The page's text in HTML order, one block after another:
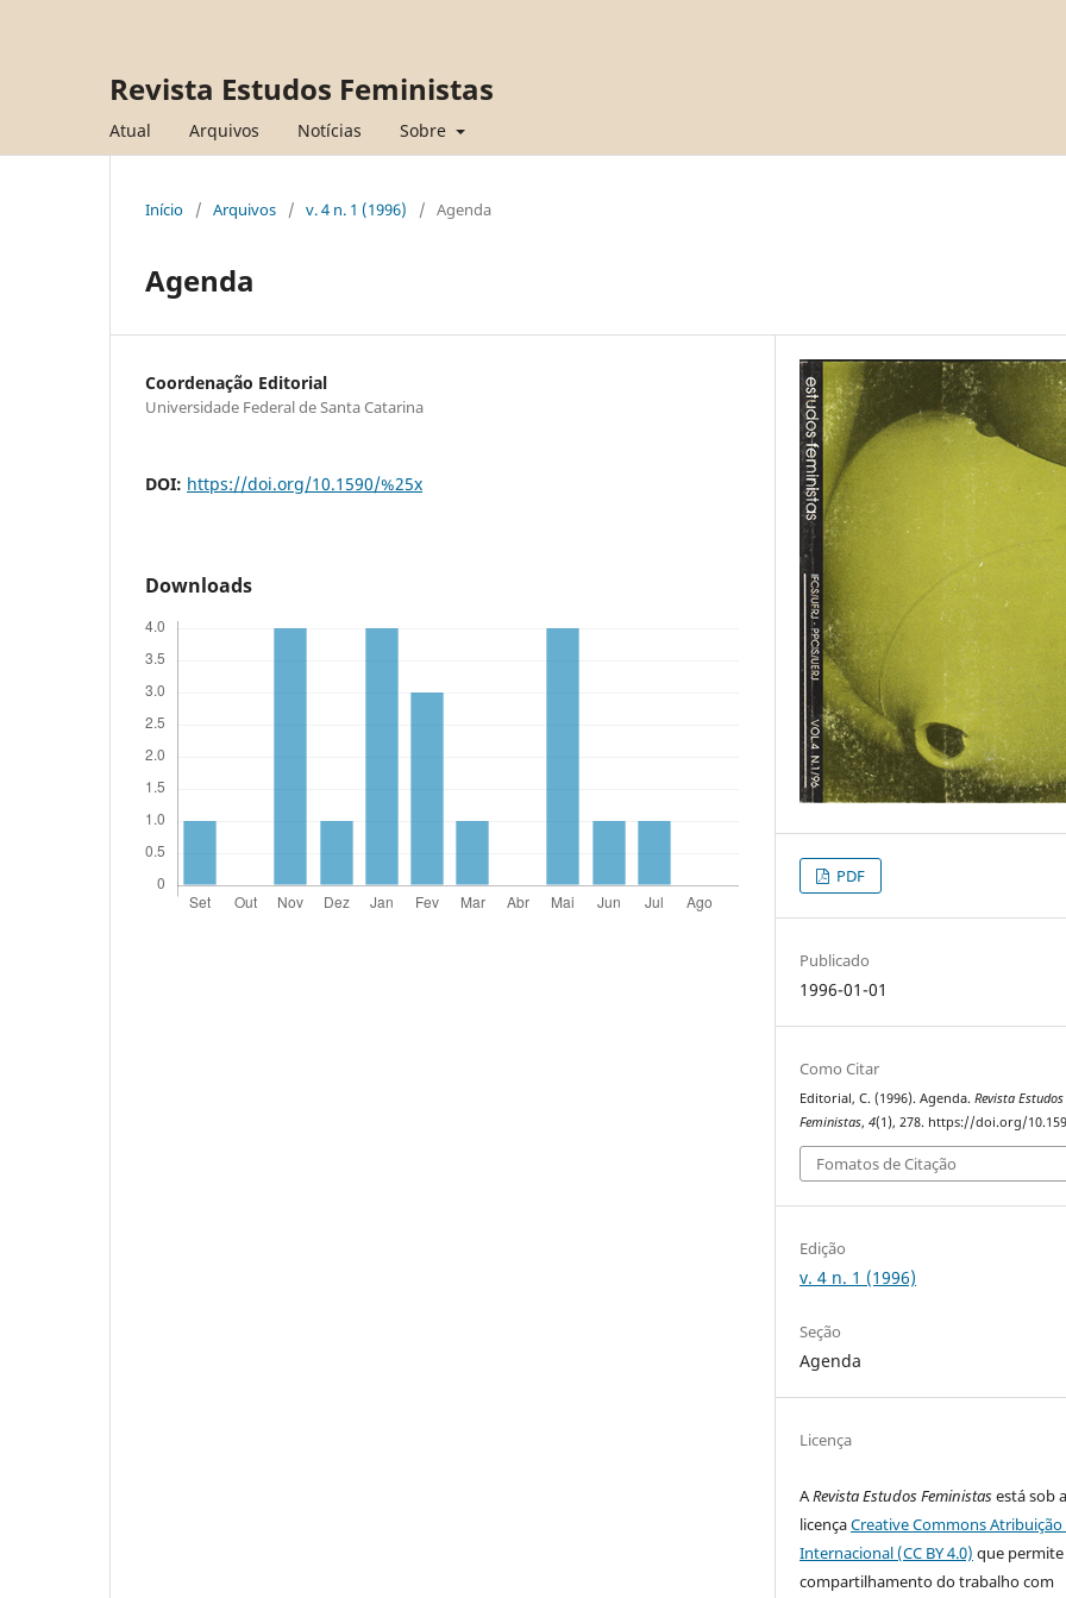
Revista Estudos Feministas
Atual Arquivos Notícias Sobre
Início / Arquivos / v. 4 n. 1 (1996) / Agenda
Agenda
Coordenação Editorial
Universidade Federal de Santa Catarina
DOI: https://doi.org/10.1590/%25x
Downloads
PDF
Publicado
1996-01-01
Como Citar
Editorial, C. (1996). Agenda.Revista Estudos
Feministas,4(1), 278. https://doi.org/
Fomatos de Citação
Edição
v. 4 n. 1 (1996)
Seção
Agenda
Licença
ARevista Estudos Feministasestá sob a
licençaCreative Commons Atribuição
Internacional (CC BY 4.0) que
compartilhamento do trabalho com